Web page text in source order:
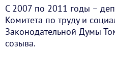
С 2007 по 2011 годы –
Комитета по труду и
Законодательной Думы
созыва.